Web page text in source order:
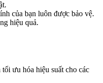
của bạn luôn được bảo vệ.
hiệu quả.
ưu hóa hiệu suất cho các